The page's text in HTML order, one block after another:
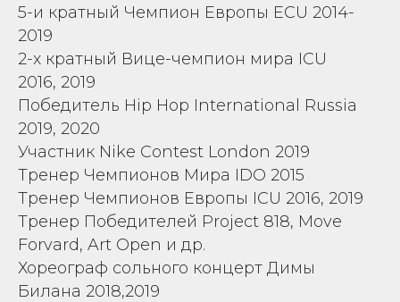
5-и кратный Чемпион Европы ECU 2014-
2019
2-х кратный Вице-чемпион мира ICU
2016, 2019
Победитель Hip Hop International Russia
2019, 2020
Участник Nike Contest London 2019
Тренер Чемпионов Мира IDO 2015
Тренер Чемпионов Европы ICU 2016, 2019
Тренер Победителей Project 818, Move
Forvard, Art Open и др.
Хореограф сольного концерт Димы
Билана 2018,2019